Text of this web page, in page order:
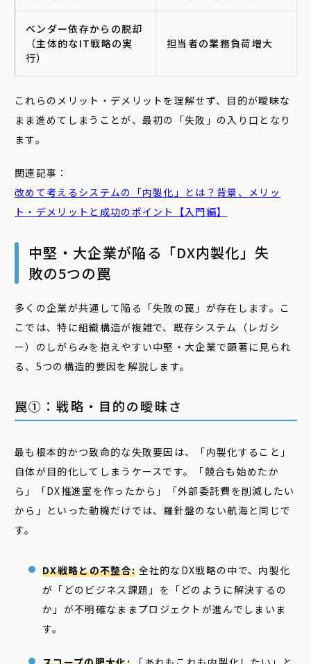
ベンダー依存からの脱却
（主体的なIT戦略の実
行）
担当者の業務負荷増大
これらのメリット・デメリットを理解せず、目的が曖昧な
まま進めてしまうことが、最初の「失敗」の入り口となり
ます。
関連記事：
改めて考えるシステムの「内製化」とは？背景、メリッ
ト・デメリットと成功のポイント【入門編】
中堅・大企業が陥る「DX内製化」失
敗の5つの罠
多くの企業が共通して陥る「失敗の罠」が存在します。こ
こでは、特に組織構造が複雑で、既存システム（レガシ
ー）のしがらみを抱えやすい中堅・大企業で顕著に見られ
る、5つの構造的要因を解説します。
罠①：戦略・目的の曖昧さ
最も根本的かつ致命的な失敗要因は、「内製化すること」
自体が目的化してしまうケースです。「競合も始めたか
ら」「DX推進室を作ったから」「外部委託費を削減したい
から」といった動機だけでは、羅針盤のない航海と同じで
す。
DX戦略との不整合: 全社的なDX戦略の中で、内製化
が「どのビジネス課題」を「どのように解決するの
か」が不明確なままプロジェクトが進んでしまいま
す。